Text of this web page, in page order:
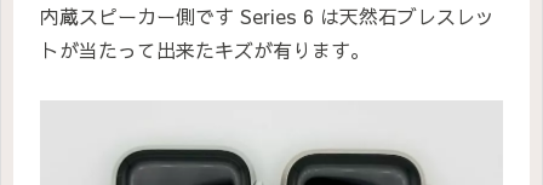
内蔵スピーカー側です Series 6 は天然石ブレスレッ
トが当たって出来たキズが有ります。